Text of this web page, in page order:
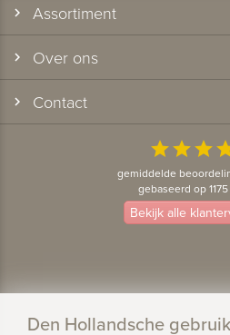
Assortiment
Over ons
Contact
starstarstar
gemiddelde
gebaseerd op
Bekijk alle
Den Hollandsche